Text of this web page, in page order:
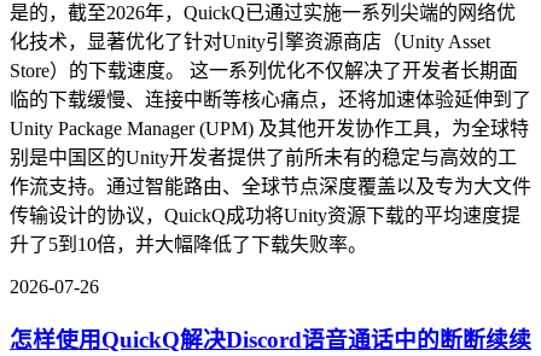
是的，截至2026年，QuickQ已通过实施一系列尖端的网络优
化技术，显著优化了针对Unity引擎资源商店（Unity Asset
Store）的下载速度。 这一系列优化不仅解决了开发者长期面
临的下载缓慢、连接中断等核心痛点，还将加速体验延伸到了
Unity Package Manager (UPM) 及其他开发协作工具，为全球特
别是中国区的Unity开发者提供了前所未有的稳定与高效的工
作流支持。通过智能路由、全球节点深度覆盖以及专为大文件
传输设计的协议，QuickQ成功将Unity资源下载的平均速度提
升了5到10倍，并大幅降低了下载失败率。
2026-07-26
怎样使用QuickQ解决Discord语音通话中的断断续续